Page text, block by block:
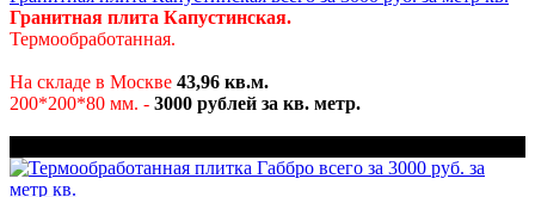
Гранитная плита Капустинская.
Термообработанная.
На складе в Москве 43,96 кв.м.
200*200*80 мм. - 3000 рублей за кв. метр.